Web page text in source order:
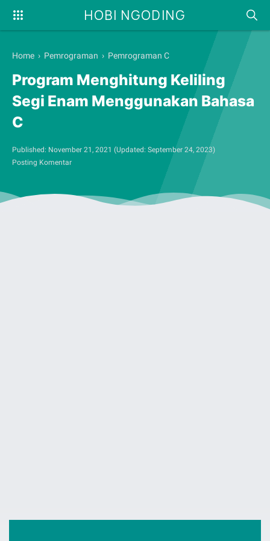
HOBI NGODING
Home › Pemrograman › Pemrograman C
Program Menghitung Keliling
Segi Enam Menggunakan Bahasa
C
Published: November 21, 2021 (Updated: September 24, 2023)
Posting Komentar